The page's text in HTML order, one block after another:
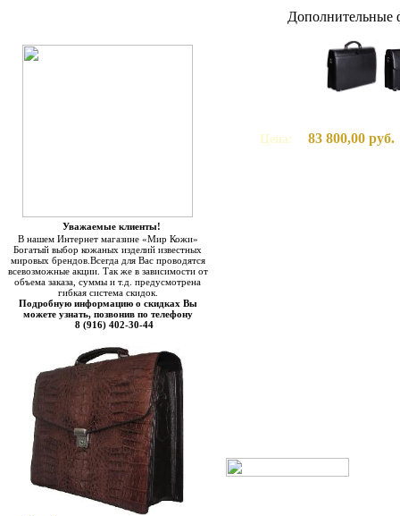
Уважаемые клиенты!
В нашем Интернет магазине «Мир Кожи»
Богатый выбор кожаных изделий известных
мировых брендов.Всегда для Вас проводятся
всевозможные акции. Так же в зависимости от
объема заказа, суммы и т.д. предусмотрена
гибкая система скидок.
Подробную информацию о скидках Вы
можете узнать, позвонив по телефону
8 (916) 402-30-44
Дополнительные
Цена: 83 800,00 руб.